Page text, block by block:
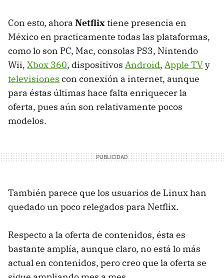
Con esto, ahora Netflixtiene presencia en
México en practicamente todas las plataformas,
como lo son PC, Mac, consolas PS3, Nintendo
Wii, Xbox 360, dispositivos Android, Apple TVy
televisiones con conexión a internet, aunque
para éstas últimas hace falta enriquecer la
oferta, pues aún son relativamente pocos
modelos.
También parece que los usuarios de Linux han
quedado un poco relegados para Netflix.
Respecto a la oferta de contenidos, ésta es
bastante amplía, aunque claro, no está lo más
actual en contenidos, pero creo que la oferta se